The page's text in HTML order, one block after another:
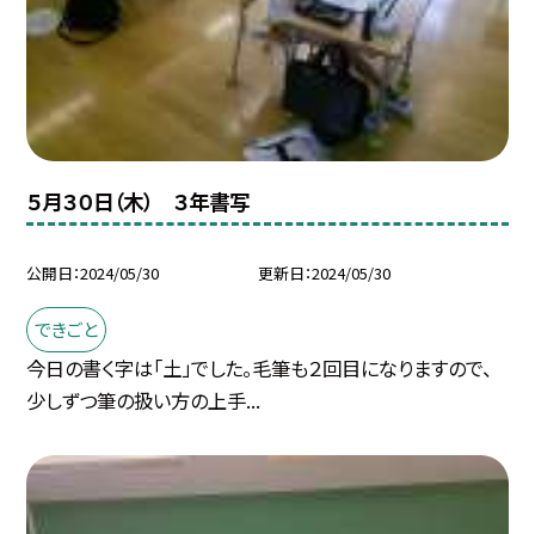
５月３０日（木） ３年書写
公開日 2024/05/30 更新日 2024/05/30
できごと
今日の書く字は「土」でした。毛筆も２回目になりますので、
少しずつ筆の扱い方の上手...